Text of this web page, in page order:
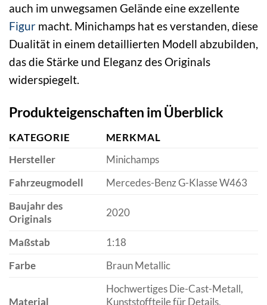
auch im unwegsamen Gelände eine exzellente
Figur macht. Minichamps hat es verstanden, diese
Dualität in einem detaillierten Modell abzubilden,
das die Stärke und Eleganz des Originals
widerspiegelt.
Produkteigenschaften im Überblick
KATEGORIE
MERKMAL
Hersteller
Minichamps
Fahrzeugmodell
Mercedes-Benz G-Klasse W463
Baujahr des
Originals
2020
Maßstab
1:18
Farbe
Braun Metallic
Material
Hochwertiges Die-Cast-Metall,
Kunststoffteile für Details,